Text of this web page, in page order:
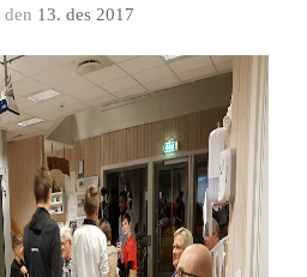
den 13. des 2017